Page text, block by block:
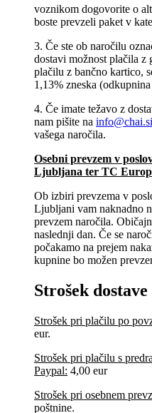
voznikom dogovorite o
boste prevzeli paket v
3. Če ste ob naročilu
dostavi možnost plačila z
plačilu z bančno kartico,
1,13% zneska
4. Če imate težavo z
nam pišite na info@chai.si
vašega naročila.
Osebni prevzem v
Ljubljana​ ter TC
Ob izbiri prevzema v
Ljubljani vam naknadno
prevzem naročila.
naslednji dan. Če se
počakamo na prejem
kupnine bo možen
Strošek dostave
Strošek pri plačilu po
eur.
Strošek pri plačilu s
Paypal: 4,00 eur
Strošek pri osebnem
poštnine.